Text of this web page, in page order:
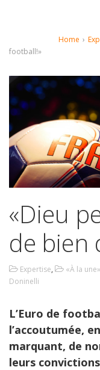
Home ›
football!»
«Dieu
de bien
Expertise, «À la une»
Doninelli
L’Euro de
l’accoutumée,
marquant, de
leurs